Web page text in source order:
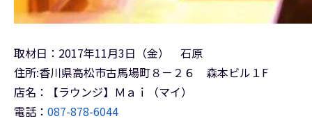
取材日：2017年11月3日（金） 石原
住所:香川県高松市古馬場町８－２６ 森本ビル１F
店名：【ラウンジ】Ｍａｉ（マイ）
電話： 087-878-6044